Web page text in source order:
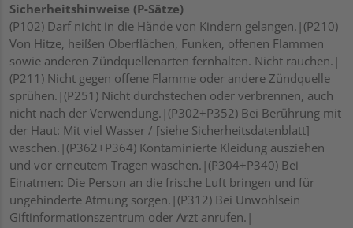
Sicherheitshinweise (P-Sätze)
(P102) Darf nicht in die Hände von Kindern gelangen.|(P210)
Von Hitze, heißen Oberflächen, Funken, offenen Flammen
sowie anderen Zündquellenarten fernhalten. Nicht rauchen.|
(P211) Nicht gegen offene Flamme oder andere Zündquelle
sprühen.|(P251) Nicht durchstechen oder verbrennen, auch
nicht nach der Verwendung.|(P302+P352) Bei Berührung mit
der Haut: Mit viel Wasser / [siehe Sicherheitsdatenblatt]
waschen.|(P362+P364) Kontaminierte Kleidung ausziehen
und vor erneutem Tragen waschen.|(P304+P340) Bei
Einatmen: Die Person an die frische Luft bringen und für
ungehinderte Atmung sorgen.|(P312) Bei Unwohlsein
Giftinformationszentrum oder Arzt anrufen.|